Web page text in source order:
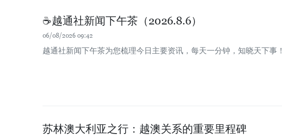
☕️越通社新闻下午茶（2026.8.6）
06/08/2026 09:42
越通社新闻下午茶为您梳理今日主要资讯，每天一分钟，知晓天下事！
苏林澳大利亚之行：越澳关系的重要里程碑